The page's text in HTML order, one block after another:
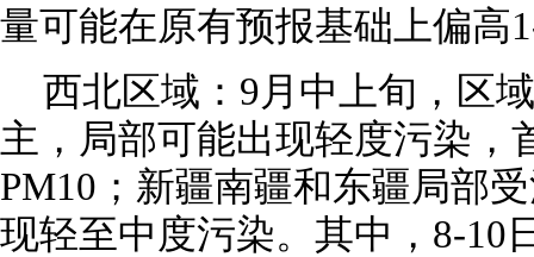
量可能在原有预报基础上偏高
西北区域：9月中上旬，区
主，局部可能出现轻度污染，
PM10；新疆南疆和东疆局部
现轻至中度污染。其中，8-10